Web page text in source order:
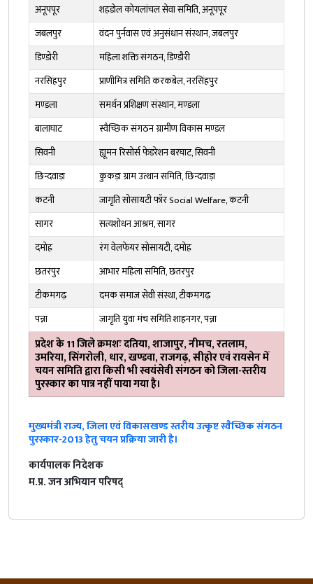
अनूपपूर
शहडोल कोयलांचल सेवा समिति, अनूपपूर
जबलपुर
वंदन पुर्नवास एवं अनुसंधान संस्थान, जबलपुर
डिण्डोरी
महिला शक्ति संगठन, डिण्डौरी
नरसिंहपुर
प्राणीमित्र समिति करकबेल, नरसिंहपुर
मण्डला
समर्थन प्रशिक्षण संस्थान, मण्डला
बालाघाट
स्वैच्छिक संगठन ग्रामीण विकास मण्डल
सिवनी
ह्यूमन रिसोर्स फेडरेशन बरघाट, सिवनी
छिन्दवाड़ा
कुकड़ा ग्राम उत्थान समिति, छिन्दवाड़ा
कटनी
जागृति सोसायटी फॉर Social Welfare, कटनी
सागर
सत्यशोधन आश्रम, सागर
दमोह
रंग वेलफेयर सोसायटी, दमोह
छतरपुर
आभार महिला समिति, छतरपुर
टीकमगढ़
दमक समाज सेवी संस्था, टीकमगढ़
पन्ना
जागृति युवा मंच समिति शाहनगर, पन्ना
प्रदेश के 11 जिले क्रमशः दतिया, शाजापुर, नीमच, रतलाम,
उमरिया, सिंगरोली, धार, खण्डवा, राजगढ़, सीहोर एवं रायसेन में
चयन समिति द्वारा किसी भी स्वयंसेवी संगठन को जिला-स्तरीय
पुरस्कार का पात्र नहीं पाया गया है।
मुख्यमंत्री राज्य, जिला एवं विकासखण्ड स्तरीय उत्कृष्ट स्वैच्छिक संगठन
पुरस्कार-2013 हेतु चयन प्रक्रिया जारी है।
कार्यपालक निदेशक
म.प्र. जन अभियान परिषद्